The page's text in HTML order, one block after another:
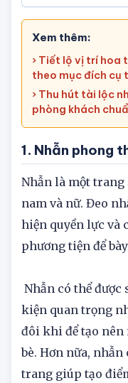
Xem thêm:
› Tiết lộ vị trí hoa
theo mục đích cụ
› Thu hút tài lộc
phòng khách
1. Nhẫn phong
Nhẫn là một trang
nam và nữ. Đeo
hiện quyền lực và
phương tiện để
Nhẫn có thể được
kiện quan trọng
đôi khi để tạo nên
bè. Hơn nữa,
trang giúp tạo